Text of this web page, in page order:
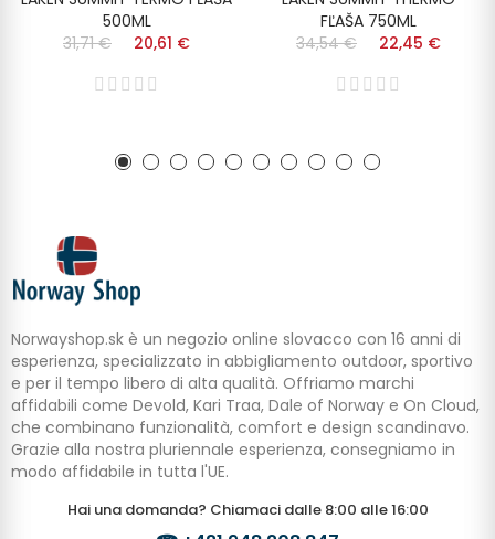
500ML
31,71 €
20,61 €
FĽAŠA 750ML
34,54 €
22,45 €
Norwayshop.sk è un negozio online slovacco con 16 anni di
esperienza, specializzato in abbigliamento outdoor, sportivo
e per il tempo libero di alta qualità. Offriamo marchi
affidabili come Devold, Kari Traa, Dale of Norway e On Cloud,
che combinano funzionalità, comfort e design scandinavo.
Grazie alla nostra pluriennale esperienza, consegniamo in
modo affidabile in tutta l'UE.
Hai una domanda? Chiamaci dalle 8:00 alle 16:00